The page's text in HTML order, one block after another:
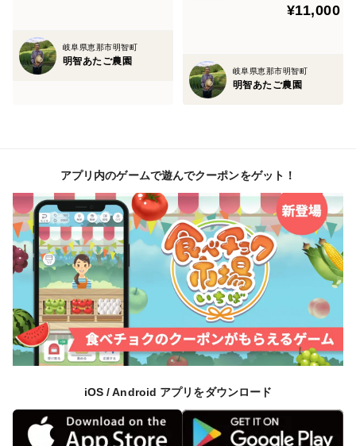
栽培・生産のこだわり
本商品は自然栽培であり、農薬・除草剤を使わないとと
畜ふん堆肥を使用しない持続・循環可能な農業を志して
日夜頑張っています。
農園ブログ：「明智あたご農園」で検索してください。
岐阜県恵那市明智町
明智あたご農園
¥11,000
岐阜県恵那市明智町
明智あたご農園
アプリ内のゲームで遊んでクーポンをゲット！
iOS / Android アプリをダウンロード